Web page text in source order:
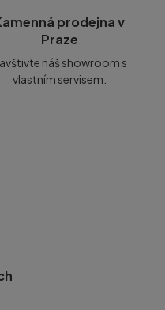
prodejna v
Praze
náš showroom s
vlastním servisem.